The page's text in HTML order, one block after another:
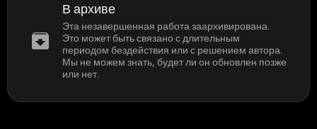
В архиве
Эта незавершенная работа заархивирована.
Это может быть связано с длительным
периодом бездействия или с решением автора.
Мы не можем знать, будет ли он обновлен позже
или нет.